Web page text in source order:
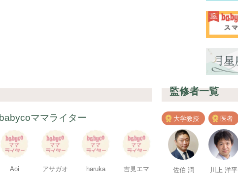
babycoママライター
Aoi アサガオ haruka 吉見エマ
監修者一覧
大学教授
佐伯 潤
医者
川上 洋平